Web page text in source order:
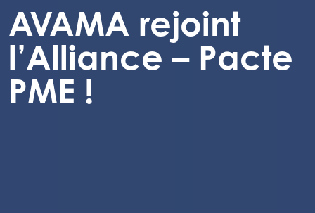
AVAMA rejoint
l’Alliance – Pacte
PME !